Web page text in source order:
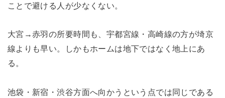
ことで避ける人が少なくない。
大宮→赤羽の所要時間も、宇都宮線・高崎線の方が埼京
線よりも早い。しかもホームは地下ではなく地上にあ
る。
池袋・新宿・渋谷方面へ向かうという点では同じである